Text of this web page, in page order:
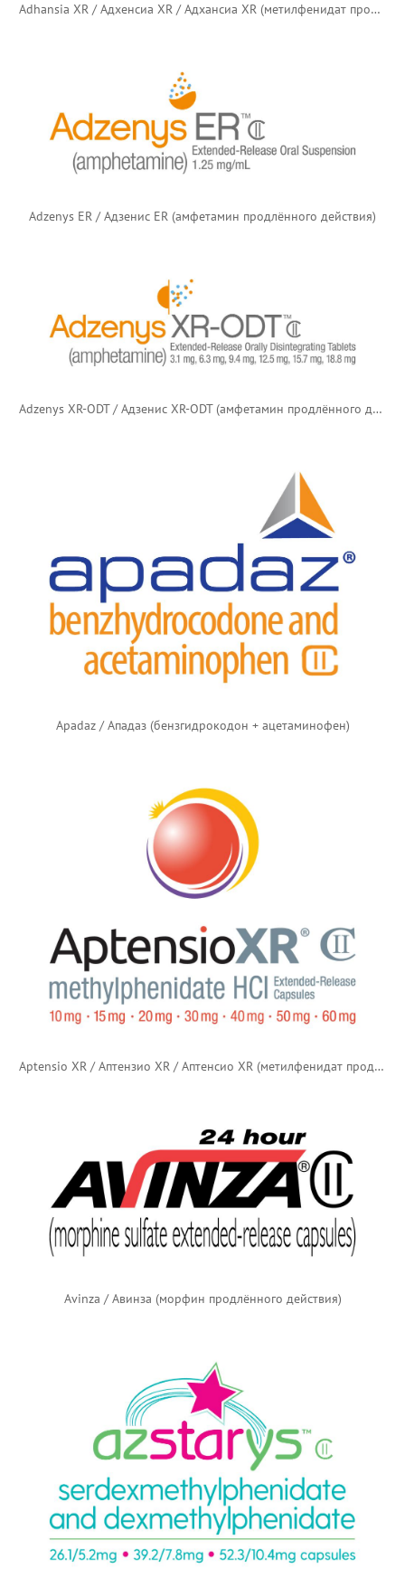
Adhansia XR / Адхенсиа XR / Адхансиа XR (метилфенидат продлённого действия)
Adzenys ER / Адзенис ER (амфетамин продлённого действия)
Adzenys XR-ODT / Адзенис XR-ODT (амфетамин продлённого действия)
Apadaz / Ападаз (бензгидрокодон + ацетаминофен)
Aptensio XR / Аптензио XR / Аптенсио XR (метилфенидат продлённого действия)
Avinza / Авинза (морфин продлённого действия)